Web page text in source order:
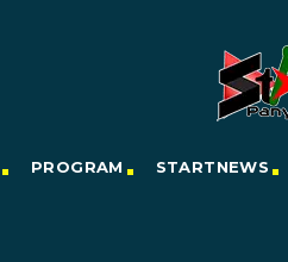
PROGRAM STARTNEWS